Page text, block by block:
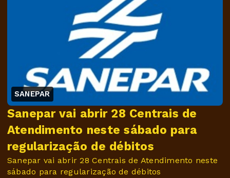
SANEPAR
Sanepar vai abrir 28 Centrais de
Atendimento neste sábado para
regularização de débitos
Sanepar vai abrir 28 Centrais de Atendimento neste
sábado para regularização de débitos